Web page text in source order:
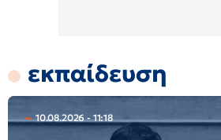
εκπαίδευση
10.08.2026 - 11:18